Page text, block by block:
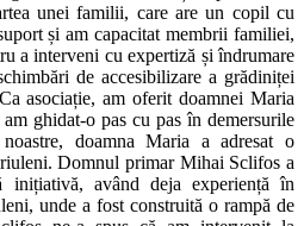
unei familii, care are un copil cu
și am capacitat membrii familiei,
a interveni cu expertiză și îndrumare
de accesibilizare a grădiniței
asociație, am oferit doamnei Maria
ghidat-o pas cu pas în demersurile
doamna Maria a adresat o
Domnul primar Mihai Sclifos a
inițiativă, având deja experiență în
unde a fost construită o rampă de